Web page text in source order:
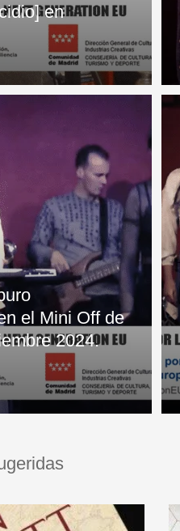
en
el Mini Off de
2024.